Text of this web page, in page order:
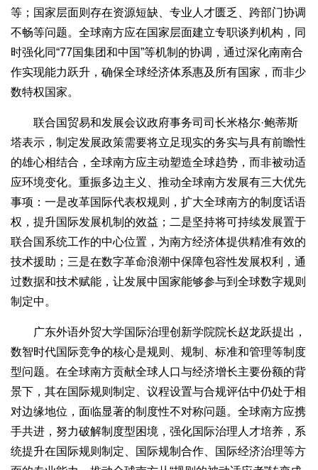
等；国家层面则存在资源短缺、专业人才匮乏、跨部门协调
不畅等问题。全球南方应在国家层面建立专职谈判机构，同
时强化同“77国集团和中国”等机制的协调，通过深化南南合
作实现能力跃升，确保全球经济体系惠及所有国家，而非少
数特权国家。
联合国贸易和发展会议政府事务司司长米格尔·鲍蒂斯
塔表示，制定发展政策需要将立足现实的务实与具有前瞻性
的雄心相结合，全球南方应主动塑造全球趋势，而非被动适
应环境变化。重振多边主义、推动全球南方发展有三大优先
事项：一是改革国际代表权规则，扩大全球南方的制度话语
权，提升国际发展机制的效益；二是坚持将可持续发展置于
联合国系统工作的中心位置，为南方经济体提供精准有效的
技术援助；三是在数字革命浪潮中保障包容性发展权利，通
过数据和技术赋能，让发展中国家能够参与到全球数字规则
制定中。
广东外语外贸大学国际治理创新学院院长赵龙跃提出，
数智时代国际竞争的核心是规则、规制、标准和管理等制度
型问题。在全球南方贡献全球人口与经济增长主要份额的背
景下，其在国际规则制定、议程设置与合规评估中仍处于相
对边缘地位，面临显著的制度性不对称问题。全球南方应携
手共进，努力破解制度型困境，强化国际治理人才培养，系
统提升在国际规则制定、国际规制合作、国际经济治理等方